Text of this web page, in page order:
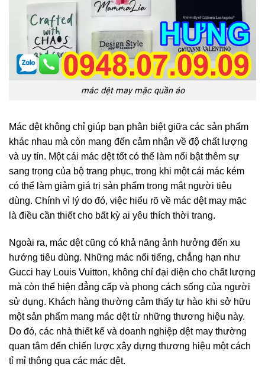
mác dệt may mặc quần áo
Mác dệt không chỉ giúp bạn phân biệt giữa các sản phẩm
khác nhau mà còn mang đến cảm nhận về độ chất lượng
và uy tín. Một cái mác dệt tốt có thể làm nổi bật thêm sự
sang trọng của bộ trang phục, trong khi một cái mác kém
có thể làm giảm giá trị sản phẩm trong mắt người tiêu
dùng. Chính vì lý do đó, việc hiểu rõ về mác dệt may mặc
là điều cần thiết cho bất kỳ ai yêu thích thời trang.
Ngoài ra, mác dệt cũng có khả năng ảnh hưởng đến xu
hướng tiêu dùng. Những mác nổi tiếng, chẳng hạn như
Gucci hay Louis Vuitton, không chỉ đại diện cho chất lượng
mà còn thể hiện đẳng cấp và phong cách sống của người
sử dụng. Khách hàng thường cảm thấy tự hào khi sở hữu
một sản phẩm mang mác dệt từ những thương hiệu này.
Do đó, các nhà thiết kế và doanh nghiệp dệt may thường
quan tâm đến chiến lược xây dựng thương hiệu một cách
tỉ mỉ thông qua các mác dệt.